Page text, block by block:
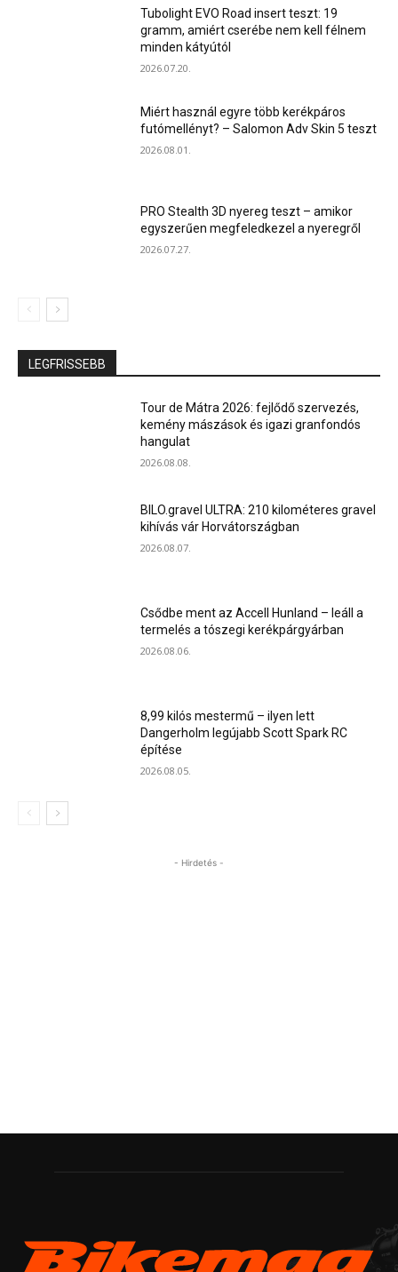
Tubolight EVO Road insert teszt: 19
gramm, amiért cserébe nem kell félnem
minden kátyútól
2026.07.20.
Miért használ egyre több kerékpáros
futómellényt? – Salomon Adv Skin 5 teszt
2026.08.01.
PRO Stealth 3D nyereg teszt – amikor
egyszerűen megfeledkezel a nyeregről
2026.07.27.
LEGFRISSEBB
Tour de Mátra 2026: fejlődő szervezés,
kemény mászások és igazi granfondós
hangulat
2026.08.08.
BILO.gravel ULTRA: 210 kilométeres gravel
kihívás vár Horvátországban
2026.08.07.
Csődbe ment az Accell Hunland – leáll a
termelés a tószegi kerékpárgyárban
2026.08.06.
8,99 kilós mestermű – ilyen lett
Dangerholm legújabb Scott Spark RC
építése
2026.08.05.
- Hirdetés -